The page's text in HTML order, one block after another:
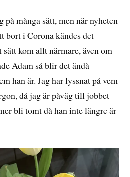
på många sätt, men när nyheten
bort i Corona kändes det
kom allt närmare, även om
Adam så blir det ändå
han är. Jag har lyssnat på vem
då jag är påväg till jobbet
bli tomt då han inte längre är